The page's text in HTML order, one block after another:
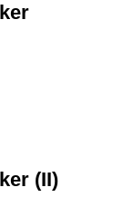
(II)